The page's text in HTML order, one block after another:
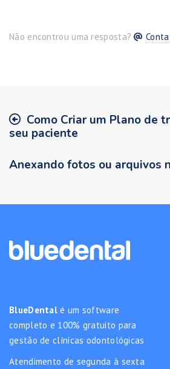
Não encontrou uma resposta?
Como Criar um Plano de
seu paciente
Anexando fotos ou arquivos
BlueDental é um software
completo e 100% gratuito para
gestão de clínicas odontológicas
Atendimento de segunda à sexta